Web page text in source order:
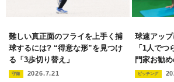
難しい真正面のフライを上手く捕
球するには? “得意な形”を見つけ
る「3歩切り替え」
守備 2026.7.21
球速アッ
「1人で
門家お勧
ピッチング